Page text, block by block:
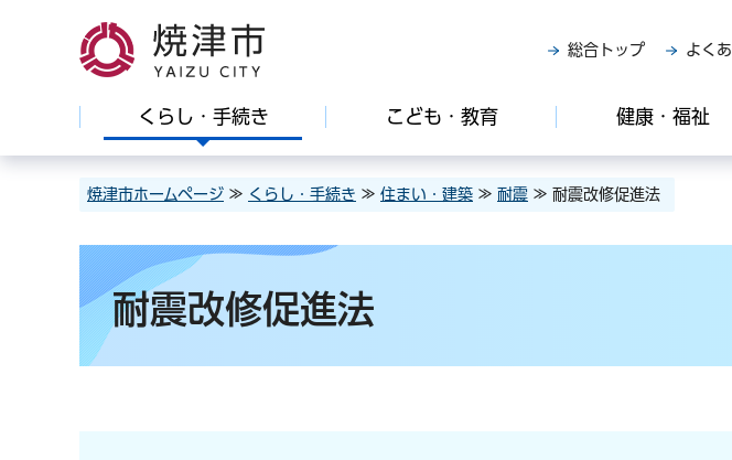
焼津市
総合トップ よく
くらし・手続き こども・教育 健康・福祉
焼津市ホームページ ≫ くらし・手続き ≫ 住まい・建築 ≫ 耐震 ≫ 耐震改修促進法
耐震改修促進法